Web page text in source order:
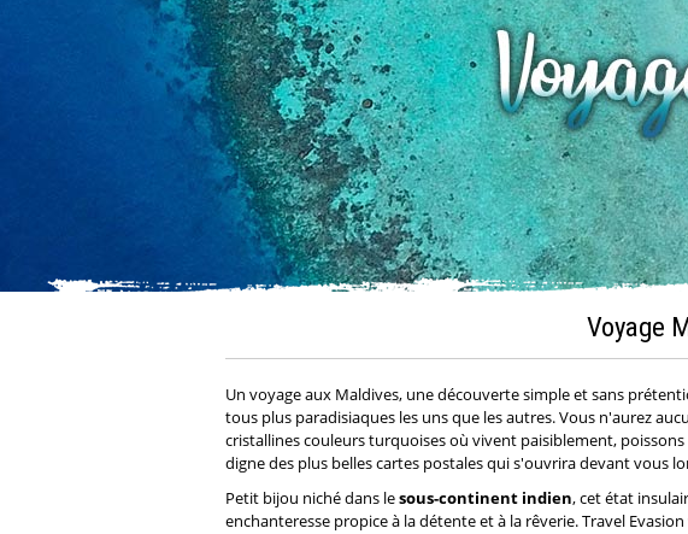
Voyage
Un voyage aux Maldives, une découverte simple et sans
tous plus paradisiaques les uns que les autres. Vous n'aurez
cristallines couleurs turquoises où vivent paisiblement,
digne des plus belles cartes postales qui s'ouvrira devant vous
Petit bijou niché dans lesous-continent indien, cet état
enchanteresse propice à la détente et à la rêverie. Travel